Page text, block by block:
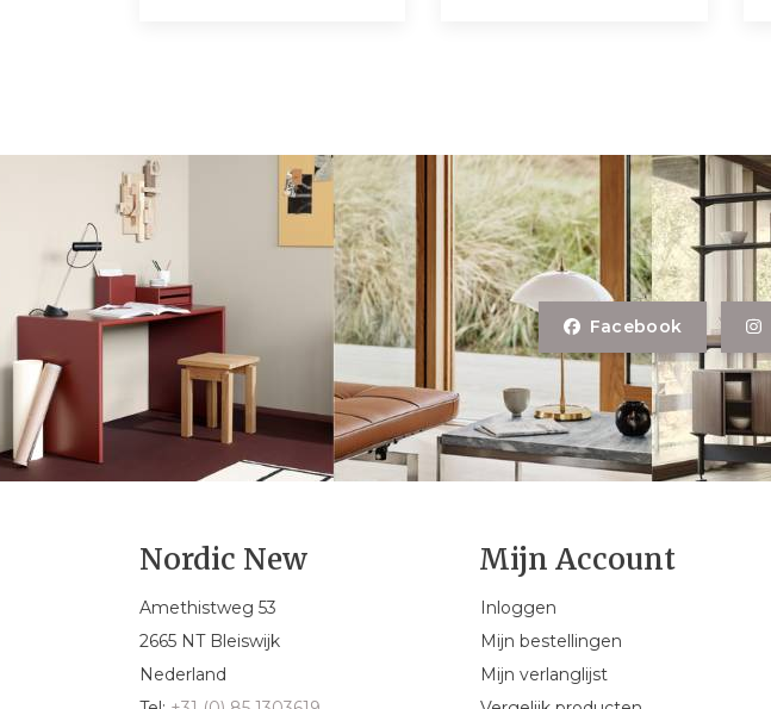
Facebook
Nordic New
Amethistweg 53
2665 NT Bleiswijk
Nederland
Mijn Account
Inloggen
Mijn bestellingen
Mijn verlanglijst